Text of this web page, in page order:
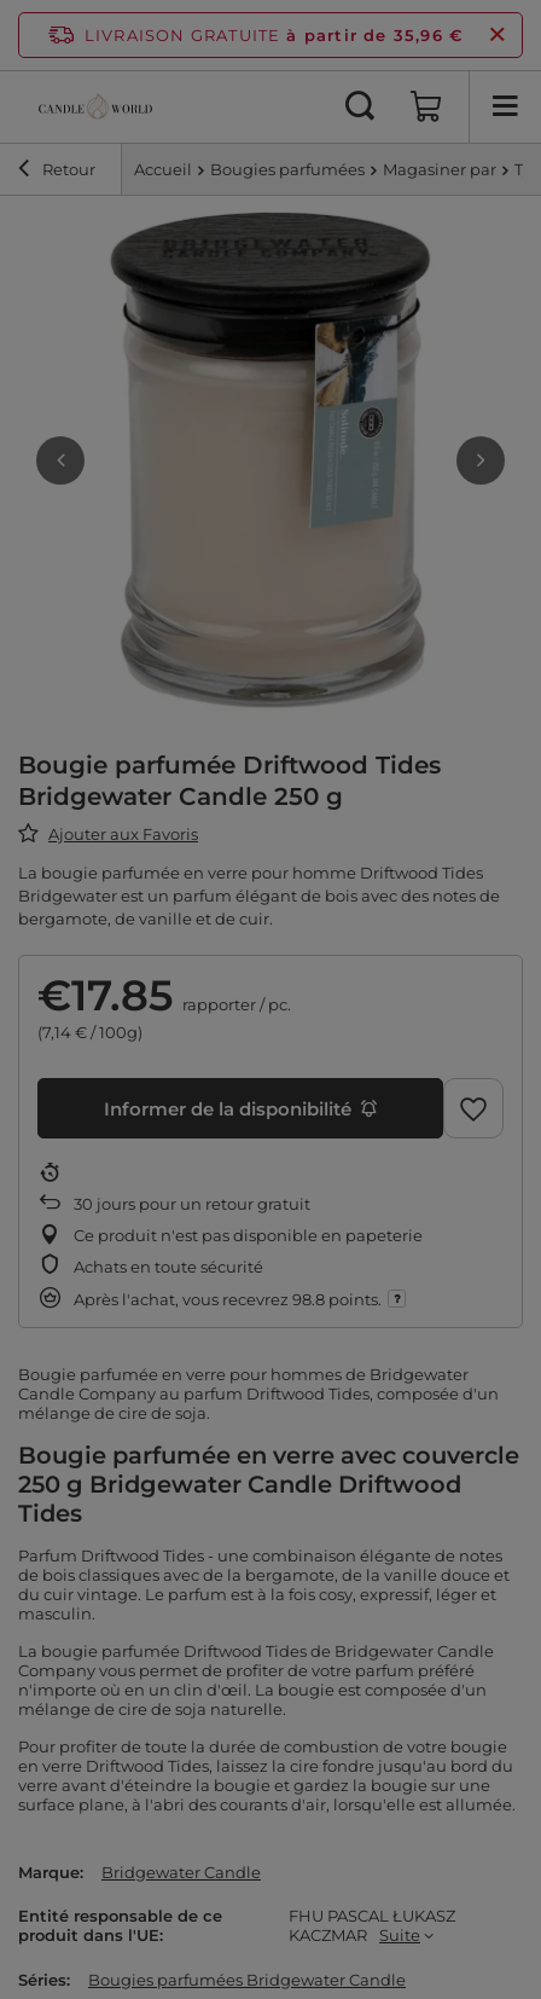
LIVRAISON GRATUITE à partir de 35,96 €
Retour Accueil Bougies parfumées Magasiner par
Bougie parfumée Driftwood Tides
Bridgewater Candle 250 g
Ajouter aux Favoris
La bougie parfumée en verre pour homme Driftwood Tides
Bridgewater est un parfum élégant de bois avec des notes de
bergamote, de vanille et de cuir.
€17.85 rapporter/pc.
(7,14 € / 100g)
Informer de la disponibilité
30 jours pour un retour gratuit
Ce produit n'est pas disponible en papeterie
Achats en toute sécurité
Après l'achat, vous recevrez 98.8 points.
Bougie parfumée en verre pour hommes de Bridgewater
Candle Company au parfum Driftwood Tides, composée d'un
mélange de cire de soja.
Bougie parfumée en verre avec couvercle
250 g Bridgewater Candle Driftwood
Tides
Parfum Driftwood Tides - une combinaison élégante de notes
de bois classiques avec de la bergamote, de la vanille douce et
du cuir vintage. Le parfum est à la fois cosy, expressif, léger et
masculin.
La bougie parfumée Driftwood Tides de Bridgewater Candle
Company vous permet de profiter de votre parfum préféré
n'importe où en un clin d'œil. La bougie est composée d'un
mélange de cire de soja naturelle.
Pour profiter de toute la durée de combustion de votre bougie
en verre Driftwood Tides, laissez la cire fondre jusqu'au bord du
verre avant d'éteindre la bougie et gardez la bougie sur une
surface plane, à l'abri des courants d'air, lorsqu'elle est allumée.
Marque Bridgewater Candle
Entité responsable de ce
produit dans l'UE
FHU PASCAL ŁUKASZ
KACZMAR
Suite
Séries Bougies parfumées Bridgewater Candle